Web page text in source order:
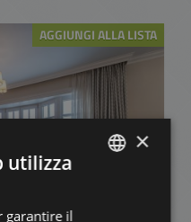
AGGIUNGI ALLA LISTA
SCHOOL
×
utilizza
garantire il